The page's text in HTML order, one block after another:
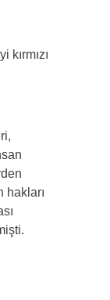
kırmızı
hakları